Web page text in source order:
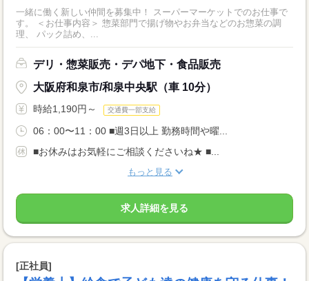
一緒に働く新しい仲間を募集中！ スーパーマーケットでのお仕事で
す。 ＜お仕事内容＞ 惣菜部門で揚げ物やお弁当などのお惣菜の調
理、 パック詰め、...
デリ・惣菜販売・デパ地下・食品販売
大阪府和泉市/和泉中央駅（車 10分）
時給1,190円～ 交通費一部支給
06：00〜11：00 ■週3日以上 勤務時間や曜...
■お休みはお気軽にご相談くださいね★ ■...
もっと見る
求人詳細を見る
[正社員]